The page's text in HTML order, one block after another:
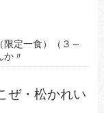
定一食）（３～
〃
ぜ・松かれい